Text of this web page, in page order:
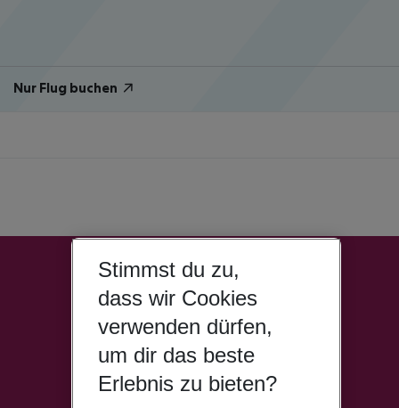
Nur Flug buchen
Stimmst du zu,
dass wir Cookies
verwenden dürfen,
um dir das beste
Erlebnis zu bieten?